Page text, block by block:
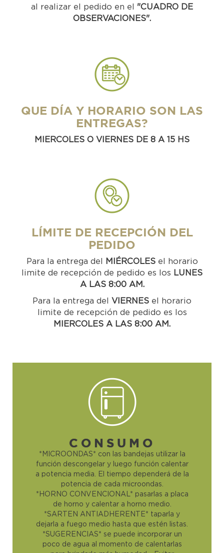
al realizar el pedido en el "CUADRO DE
OBSERVACIONES".
QUE DÍA Y HORARIO SON LAS
ENTREGAS?
MIERCOLES O VIERNES DE 8 A 15 HS
LÍMITE DE RECEPCIÓN DEL
PEDIDO
Para la entrega del MIÉRCOLESel horario
limite de recepción de pedido es los LUNES
A LAS 8:00 AM.
Para la entrega del VIERNES el horario
limite de recepción de pedido es los
MIERCOLES A LAS 8:00 AM.
CONSUMO
*MICROONDAS* con las bandejas utilizar la
función descongelar y luego función calentar
a potencia media. El tiempo dependerá de la
potencia de cada microondas.
*HORNO CONVENCIONAL* pasarlas a placa
de horno y calentar a horno medio.
*SARTEN ANTIADHERENTE* taparla y
dejarla a fuego medio hasta que estén listas.
*SUGERENCIAS* se puede incorporar un
poco de agua al momento de calentarlas